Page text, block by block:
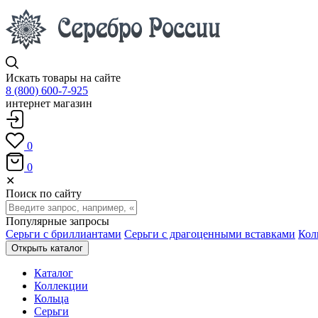
Искать товары на сайте
8 (800) 600-7-925
интернет магазин
0
0
✕
Поиск по сайту
Популярные запросы
Серьги с бриллиантами Серьги с драгоценными вставками
Открыть каталог
Каталог
Коллекции
Кольца
Серьги